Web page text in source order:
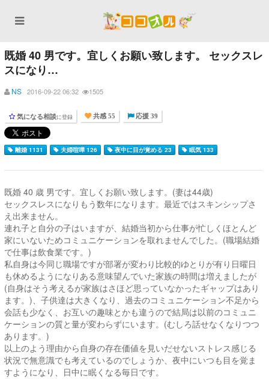
既婚 40 男です。宜しくお願い致します。 セックスレ
スになり…
NS 2016-09-22 06:32 1505
気になる相談に登録 共感 55 応援 39
離婚 1131 夫婦喧嘩 126 夜中に目が覚める 23 眠気 133
既婚 40 歳 男です。宜しくお願い致します。(妻は44歳)
セックスレスになりもう数年になります。最近ではスキンシップさ
え出来ません。
連れ子と自分の子はいますが、結婚当初から仕事が忙しくほとんど
家にいないためコミュニケーションを取れませんでした。(職場結婚
で仕事は飲食業です。)
私自身は今同じ職場ですが部署が変わり比較的ゆとりが有り日曜日
も休めるようになりある意味望んでいた家族の時間は増えましたが
(自身はそう考えるが家族はさほど思っていなかったギャップはあり
ます。)、子供達は大きくなり、過去のコミュニケーション不足から
会話も少なく、お互いの趣味とかも違うので結局は以前のコミュニ
ケーションの質と量が変わらずにいます。(むしろ話せなくなりつつ
あります。)
以上のよう理由から自身の存在価値を見いだせないストレス感じる
状況で無意識でも考えているのでしょうか、夜中にいつも目を覚ま
すようになり、日中に眠くなる毎日です。